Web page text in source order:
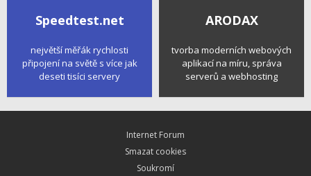
Speedtest.net
největší měřák rychlosti
připojení na světě s více jak
deseti tisíci servery
ARODAX
tvorba moderních webových
aplikací na míru, správa
serverů a webhosting
Internet Forum
Smazat cookies
Soukromí